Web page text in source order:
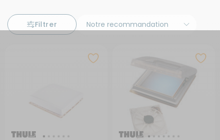
Filtrer